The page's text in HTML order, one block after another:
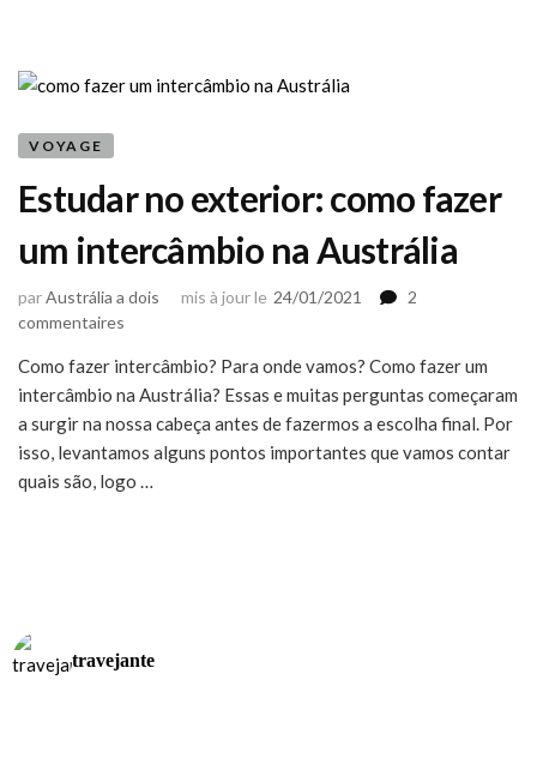
em
VOYAGE
Estudar no exterior: como fazer
um intercâmbio na Austrália
parAustrália a dois mis à jour le 24/01/2021
2
commentaires
no
exterior:
como
fazer
intercâmbio
Como fazer intercâmbio? Para onde vamos? Como fazer um
intercâmbio na Austrália? Essas e muitas perguntas começaram
a surgir na nossa cabeça antes de fazermos a escolha final. Por
isso, levantamos alguns pontos importantes que vamos contar
quais são, logo …
travejante